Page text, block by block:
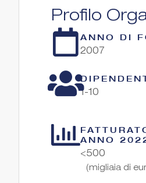
Profilo
ANNO DI
2007
1-10
ANNO
<500
(migliaia di